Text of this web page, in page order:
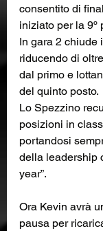
consentito di
iniziato per la 9º
In gara 2 chiude
riducendo di
dal primo e
del quinto posto.
Lo Spezzino
posizioni in
portandosi
della leadership
year”.
Ora Kevin avrà
pausa per